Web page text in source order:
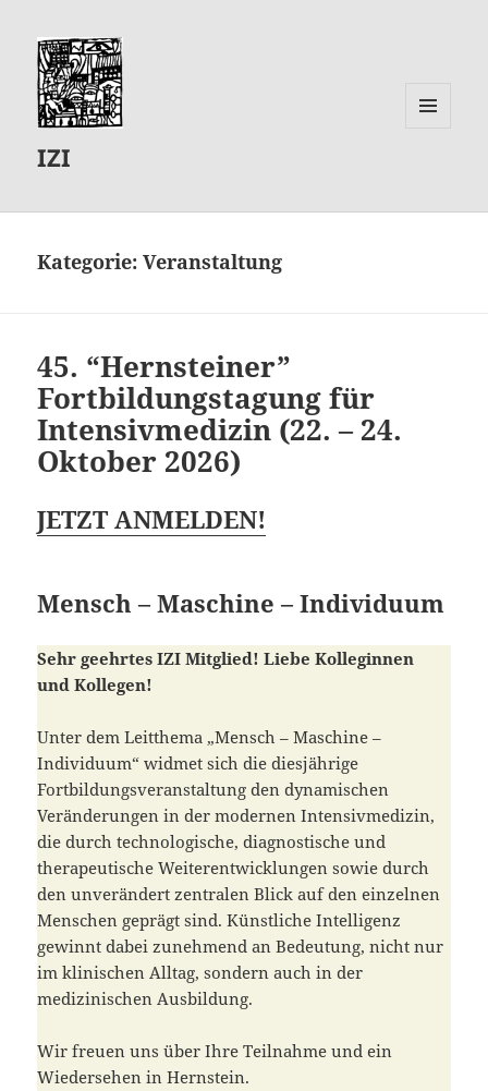
IZI
Kategorie:Veranstaltung
45. “Hernsteiner”
Fortbildungstagung für
Intensivmedizin (22. – 24.
Oktober 2026)
JETZT ANMELDEN!
Mensch – Maschine – Individuum
Sehr geehrtes IZI Mitglied! Liebe Kolleginnen
und Kollegen!
Unter dem Leitthema „Mensch – Maschine –
Individuum“ widmet sich die diesjährige
Fortbildungsveranstaltung den dynamischen
Veränderungen in der modernen Intensivmedizin,
die durch technologische, diagnostische und
therapeutische Weiterentwicklungen sowie durch
den unverändert zentralen Blick auf den einzelnen
Menschen geprägt sind. Künstliche Intelligenz
gewinnt dabei zunehmend an Bedeutung, nicht nur
im klinischen Alltag, sondern auch in der
medizinischen Ausbildung.
Wir freuen uns über Ihre Teilnahme und ein
Wiedersehen in Hernstein.